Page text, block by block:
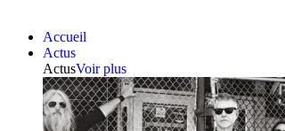
Accueil
Actus
ActusVoir plus